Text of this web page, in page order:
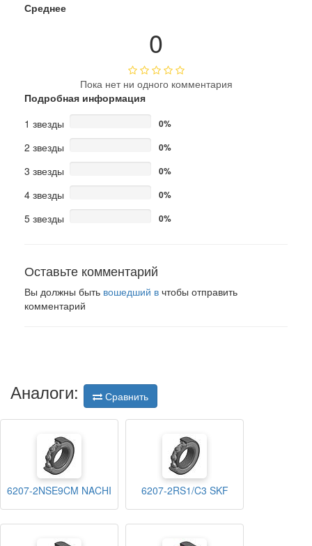
Среднее
0
Пока нет ни одного комментария
Подробная информация
1 звезды
0%
2 звезды 0%
3 звезды 0%
4 звезды 0%
5 звезды 0%
Оставьте комментарий
Вы должны быть вошедший в чтобы отправить
комментарий
Аналоги: Сравнить
6207-2NSE9CM NACHI 6207-2RS1/C3 SKF